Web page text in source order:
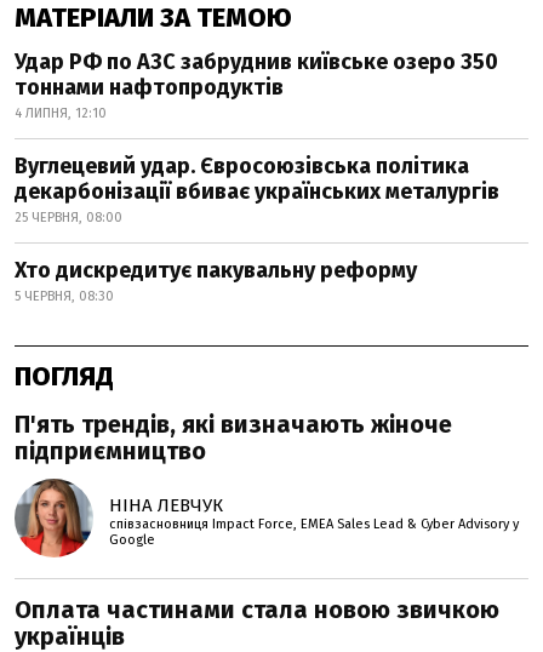
МАТЕРІАЛИ ЗА ТЕМОЮ
Удар РФ по АЗС забруднив київське озеро 350
тоннами нафтопродуктів
4 ЛИПНЯ, 12:10
Вуглецевий удар. Євросоюзівська політика
декарбонізації вбиває українських металургів
25 ЧЕРВНЯ, 08:00
Хто дискредитує пакувальну реформу
5 ЧЕРВНЯ, 08:30
ПОГЛЯД
П'ять трендів, які визначають жіноче
підприємництво
НІНА ЛЕВЧУК
співзасновниця Impact Force, EMEA Sales Lead & Cyber Advisory у
Google
Оплата частинами стала новою звичкою
українців